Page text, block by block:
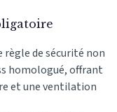
règle de sécurité non
homologué, offrant
et une ventilation